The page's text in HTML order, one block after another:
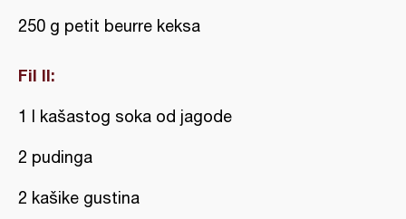
250 g petit beurre keksa
Fil II:
1 l kašastog soka od jagode
2 pudinga
2 kašike gustina